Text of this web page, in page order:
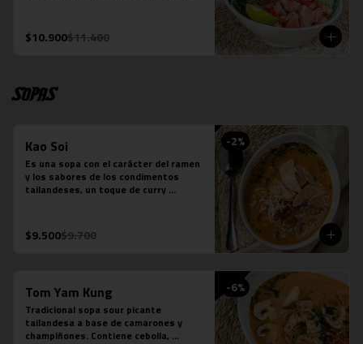
$10.900$11.400
Sopas
-2%
Kao Soi
Es una sopa con el carácter del ramen
y los sabores de los condimentos
tailandeses, un toque de curry
de tocino, cilantro, repollo cocido,
cebolla morada, fideos de huevo y
$9.500$9.700
-6%
Tom Yam Kung
Tradicional sopa sour picante
tailandesa a base de camarones y
champiñones. Contiene cebolla,